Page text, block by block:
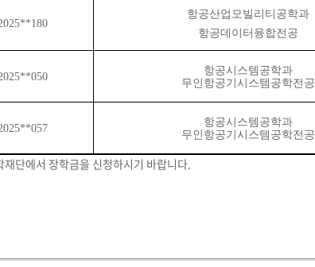
항공산업모빌리티공학과
항공데이터융합전공
항공시스템공학과
무인항공기시스템공학전공
항공시스템공학과
무인항공기시스템공학전공
단에서 장학금을 신청하시기 바랍니다.